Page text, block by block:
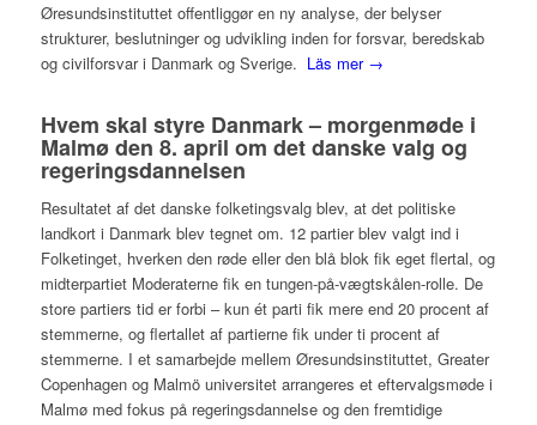
Øresundsinstituttet offentliggør en ny analyse, der belyser
strukturer, beslutninger og udvikling inden for forsvar, beredskab
og civilforsvar i Danmark og Sverige. Läs mer →
Hvem skal styre Danmark – morgenmøde i
Malmø den 8. april om det danske valg og
regeringsdannelsen
Resultatet af det danske folketingsvalg blev, at det politiske
landkort i Danmark blev tegnet om. 12 partier blev valgt ind i
Folketinget, hverken den røde eller den blå blok fik eget flertal, og
midterpartiet Moderaterne fik en tungen-på-vægtskålen-rolle. De
store partiers tid er forbi – kun ét parti fik mere end 20 procent af
stemmerne, og flertallet af partierne fik under ti procent af
stemmerne. I et samarbejde mellem Øresundsinstituttet, Greater
Copenhagen og Malmö universitet arrangeres et eftervalgsmøde i
Malmø med fokus på regeringsdannelse og den fremtidige